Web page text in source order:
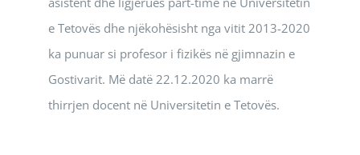
e Tetovës dhe njëkohësisht nga vitit 2013-2020
ka punuar si profesor i fizikës në gjimnazin e
Gostivarit. Më datë 22.12.2020 ka marrë
thirrjen docent në Universitetin e Tetovës.